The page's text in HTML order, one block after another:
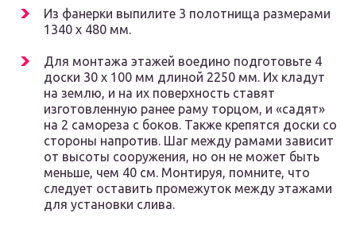
Из фанерки выпилите 3 полотнища размерами
1340 х 480 мм.
Для монтажа этажей воедино подготовьте 4
доски 30 х 100 мм длиной 2250 мм. Их кладут
на землю, и на их поверхность ставят
изготовленную ранее раму торцом, и «садят»
на 2 самореза с боков. Также крепятся доски со
стороны напротив. Шаг между рамами зависит
от высоты сооружения, но он не может быть
меньше, чем 40 см. Монтируя, помните, что
следует оставить промежуток между этажами
для установки слива.